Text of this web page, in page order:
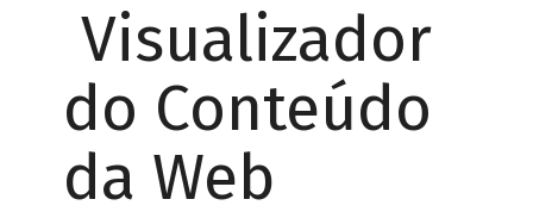
Visualizador
do Conteúdo
da Web